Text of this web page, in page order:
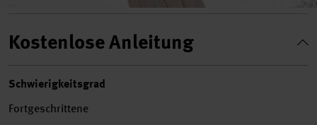
Kostenlose Anleitung
Schwierigkeitsgrad
Fortgeschrittene